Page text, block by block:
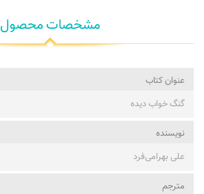
مشخصات محصول
عنوان کتاب
گنگ خواب دیده
نویسنده
علی بهرامی‌فرد
مترجم